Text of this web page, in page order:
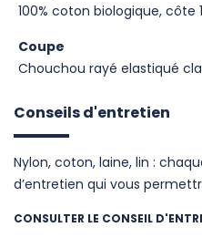
100% coton biologique, côte
Coupe
Chouchou rayé elastiqué
Conseils d'entretien
Nylon, coton, laine, lin :
d’entretien qui vous
CONSULTER LE CONSEIL